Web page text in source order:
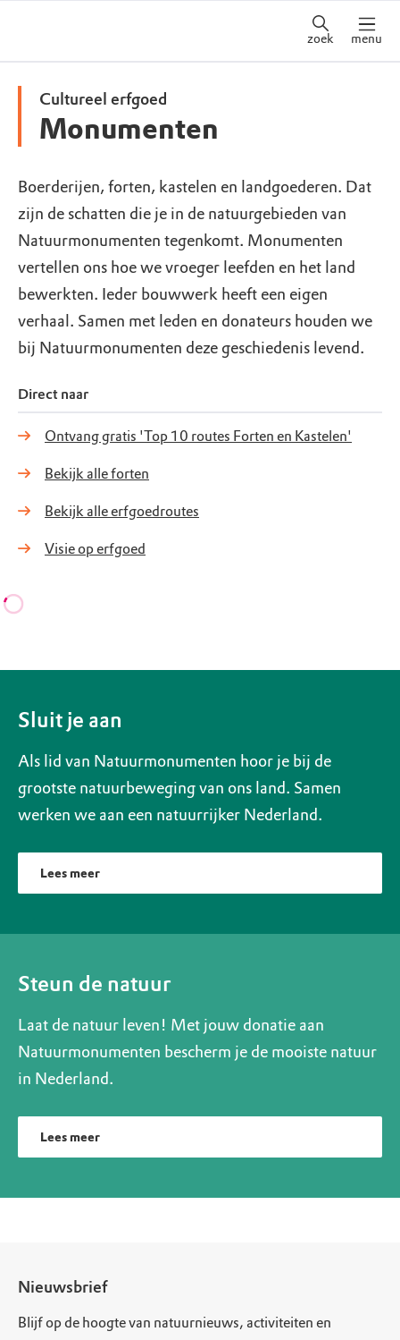
zoek menu
Cultureel erfgoed
Monumenten
Boerderijen, forten, kastelen en landgoederen. Dat
zijn de schatten die je in de natuurgebieden van
Natuurmonumenten tegenkomt. Monumenten
vertellen ons hoe we vroeger leefden en het land
bewerkten. Ieder bouwwerk heeft een eigen
verhaal. Samen met leden en donateurs houden we
bij Natuurmonumenten deze geschiedenis levend.
Direct naar
Ontvang gratis 'Top 10 routes Forten en Kastelen'
Bekijk alle forten
Bekijk alle erfgoedroutes
Visie op erfgoed
Sluit je aan
Als lid van Natuurmonumenten hoor je bij de
grootste natuurbeweging van ons land. Samen
werken we aan een natuurrijker Nederland.
Lees meer
Steun de natuur
Laat de natuur leven! Met jouw donatie aan
Natuurmonumenten bescherm je de mooiste natuur
in Nederland.
Lees meer
Nieuwsbrief
Blijf op de hoogte van natuurnieuws, activiteiten en